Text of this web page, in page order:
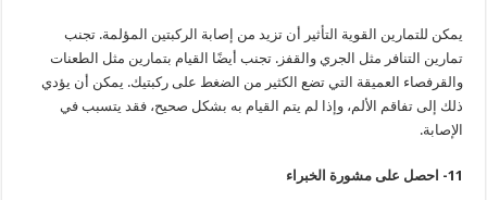
يمكن للتمارين القوية التأثير أن تزيد من إصابة الركبتين المؤلمة. تجنب
تمارين التنافر مثل الجري والقفز. تجنب أيضًا القيام بتمارين مثل الطعنات
والقرفصاء العميقة التي تضع الكثير من الضغط على ركبتيك. يمكن أن يؤدي
ذلك إلى تفاقم الألم، وإذا لم يتم القيام به بشكل صحيح، فقد يتسبب في
الإصابة.
11- احصل على مشورة الخبراء